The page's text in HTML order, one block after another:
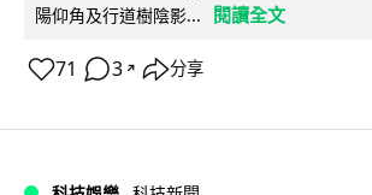
陽仰角及行道樹陰影...
閱讀全文
71 3 ↗ 分享